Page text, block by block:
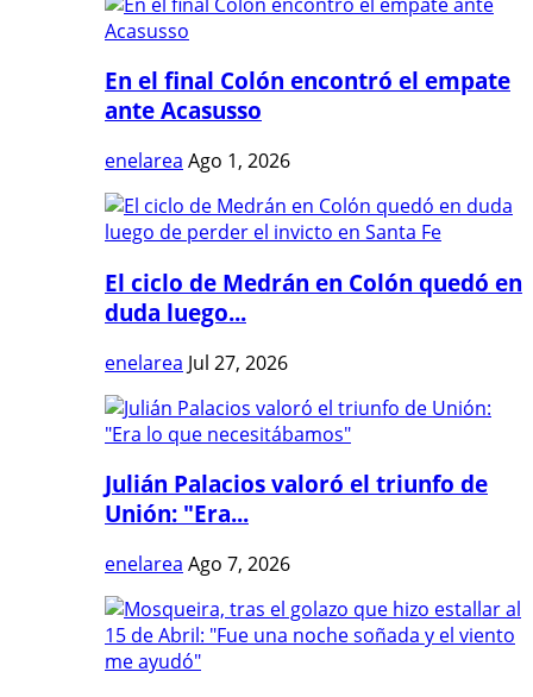
En el final Colón encontró el empate
ante Acasusso
enelarea Ago 1, 2026
El ciclo de Medrán en Colón quedó en
duda luego...
enelarea Jul 27, 2026
Julián Palacios valoró el triunfo de
Unión: "Era...
enelarea Ago 7, 2026